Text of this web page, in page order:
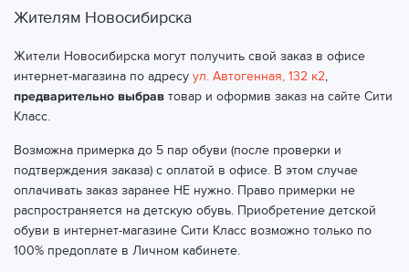
Жителям Новосибирска
Жители Новосибирска могут получить свой заказ в офисе
интернет-магазина по адресу ул. Автогенная, 132 к2,
предварительно выбрав товар и оформив заказ на сайте Сити
Класс.
Возможна примерка до 5 пар обуви (после проверки и
подтверждения заказа) с оплатой в офисе. В этом случае
оплачивать заказ заранее НЕ нужно. Право примерки не
распространяется на детскую обувь. Приобретение детской
обуви в интернет-магазине Сити Класс возможно только по
100% предоплате в Личном кабинете.